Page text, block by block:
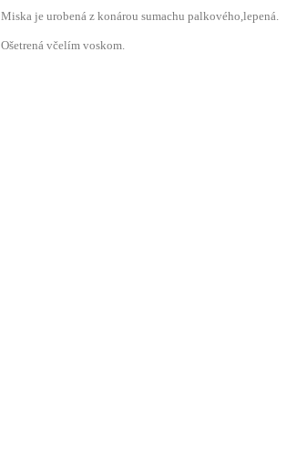
Miska je urobená z konárou sumachu palkového,lepená.
Ošetrená včelím voskom.